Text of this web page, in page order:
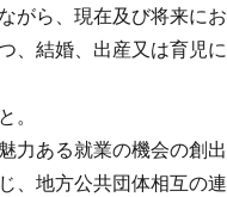
ら、現在及び将来に
結婚、出産又は育児
ある就業の機会の創出
、地方公共団体相互の